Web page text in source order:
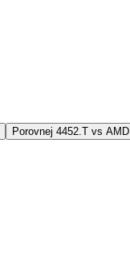
Porovnej 4452.T vs AMD